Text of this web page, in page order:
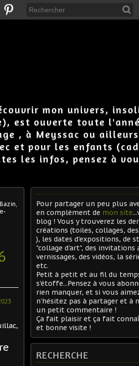
mon univers,
est ouverte toute
, à Meyssac ou
et pour les enfants
les infos, pensez à
,
Pour partager un peu plus
en complément de mon site
blog ! Vous y trouverez les
créations (toiles, collages,
), les dates d'expositions, de
"collage d'art", des invitations
vernissages, des vidéos, la
etc.
Petit à petit et au fil du
s'étoffe...Pensez à vous
rien manquer, et si vous
n'hésitez pas à partager et à
un petit commentaire !
Ça fait plaisir et ça fait
et bonne visite !
RECHERCHE